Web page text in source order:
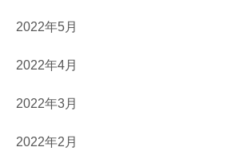
2022年5月
2022年4月
2022年3月
2022年2月